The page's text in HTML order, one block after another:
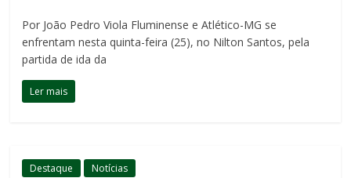
Por João Pedro Viola Fluminense e Atlético-MG se
enfrentam nesta quinta-feira (25), no Nilton Santos, pela
partida de ida da
Ler mais
Destaque Notícias